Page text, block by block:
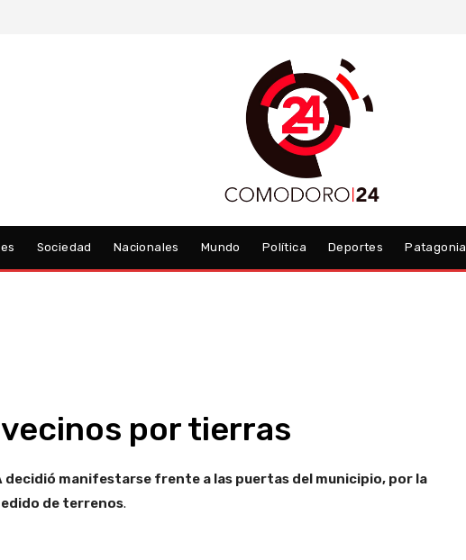
Sociedad Nacionales Mundo Política Deportes Patagonia
por tierras
decidió manifestarse frente a las puertas del municipio, por la
de terrenos.